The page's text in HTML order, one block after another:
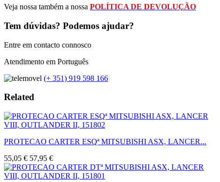
Veja nossa também a nossa POLÍTICA DE DEVOLUÇÃO
Tem dúvidas? Podemos ajudar?
Entre em contacto connosco
Atendimento em Português
(+ 351) 919 598 166
Related
PROTECAO CARTER ESQª MITSUBISHI ASX, LANCER...
55,05 € 57,95 €